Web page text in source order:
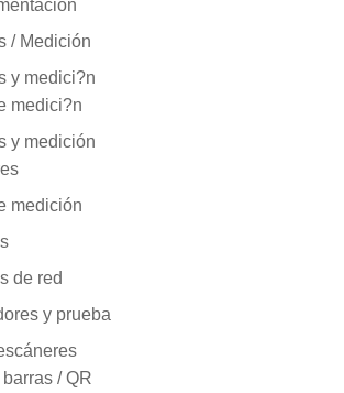
/ Medición
y medici?n
medici?n
y medición
medición
de red
y prueba
/ QR